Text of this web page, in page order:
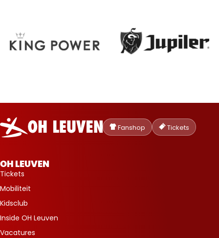
Oud-
Heverlee
Leuven
Fanshop Tickets
OH LEUVEN
Tickets
Mobiliteit
Kidsclub
Inside OH Leuven
Vacatures